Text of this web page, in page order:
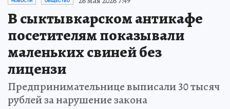
В сыктывкарском антикафе
посетителям показывали
маленьких свиней без
лицензи
Предпринимательнице выписали 30 тысяч
рублей за нарушение закона